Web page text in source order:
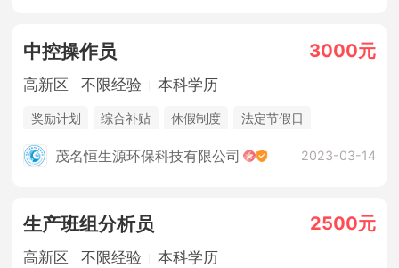
中控操作员 3000元
高新区 不限经验 本科学历
奖励计划 综合补贴 休假制度
法定节假日
三险一金
茂名恒生源环保科技有限公司 2023-03-14
生产班组分析员 2500元
高新区 不限经验 本科学历